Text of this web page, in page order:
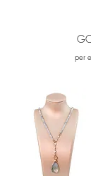
per